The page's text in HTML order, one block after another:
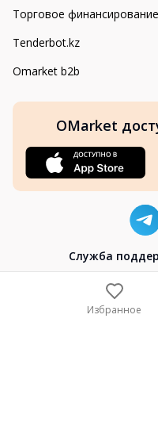
Торговое финансирование
Tenderbot.kz
Omarket b2b
OMarket
Cлужба
Избранное